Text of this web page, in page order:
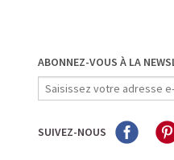
ABONNEZ-VOUS À LA
SUIVEZ-NOUS